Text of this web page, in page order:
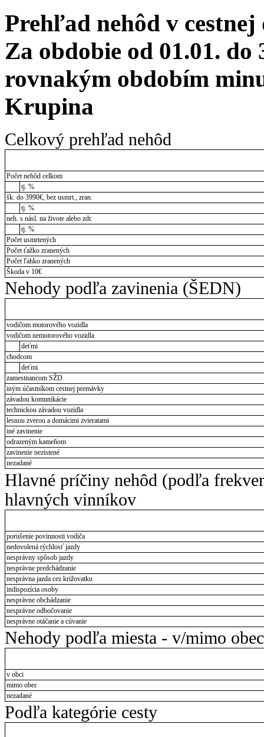
Prehľad nehôd v cestnej
Za obdobie od 01.01. do
rovnakým obdobím
Krupina
Celkový prehľad nehôd
Počet nehôd celkom
tj. %
šk. do 3990€, bez usmrt., zran.
tj. %
neh. s násl. na živote alebo zdr.
tj. %
Počet usmrtených
Počet ťažko zranených
Počet ľahko zranených
Škoda v 10€
Nehody podľa zavinenia (ŠEDN)
vodičom motorového vozidla
vodičom nemotorového vozidla
deťmi
chodcom
deťmi
zamestnancom SŽD
iným účastníkom cestnej premávky
závadou komunikácie
technickou závadou vozidla
lesnou zverou a domácimi zvieratami
iné zavinenie
odrazeným kameňom
zavinenie nezistené
nezadané
Hlavné príčiny nehôd (podľa
hlavných vinníkov
porušenie povinnosti vodiča
nedovolená rýchlosť jazdy
nesprávny spôsob jazdy
nesprávne predchádzanie
nesprávna jazda cez križovatku
indispozícia osoby
nesprávne obchádzanie
nesprávne odbočovanie
nesprávne otáčanie a cúvanie
Nehody podľa miesta - v/mimo obec
v obci
mimo obec
nezadané
Podľa kategórie cesty